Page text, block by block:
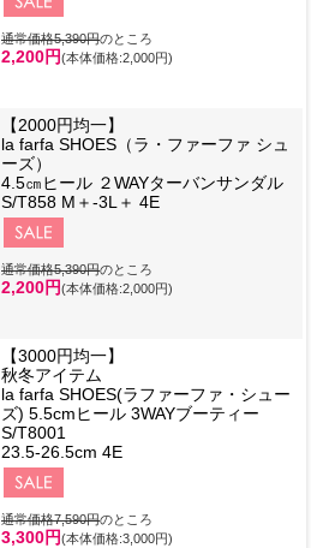
通常価格5,390円のところ
2,200円(本体価格:2,000円)
【2000円均一】
la farfa SHOES（ラ・ファーファ シュ
ーズ）
4.5㎝ヒール ２WAYターバンサンダル
S/T858 M＋-3L＋ 4E
通常価格5,390円のところ
2,200円(本体価格:2,000円)
【3000円均一】
秋冬アイテム
la farfa SHOES(ラファーファ・シュー
ズ) 5.5cmヒール 3WAYブーティー
S/T8001
23.5-26.5cm 4E
通常価格7,590円のところ
3,300円(本体価格:3,000円)